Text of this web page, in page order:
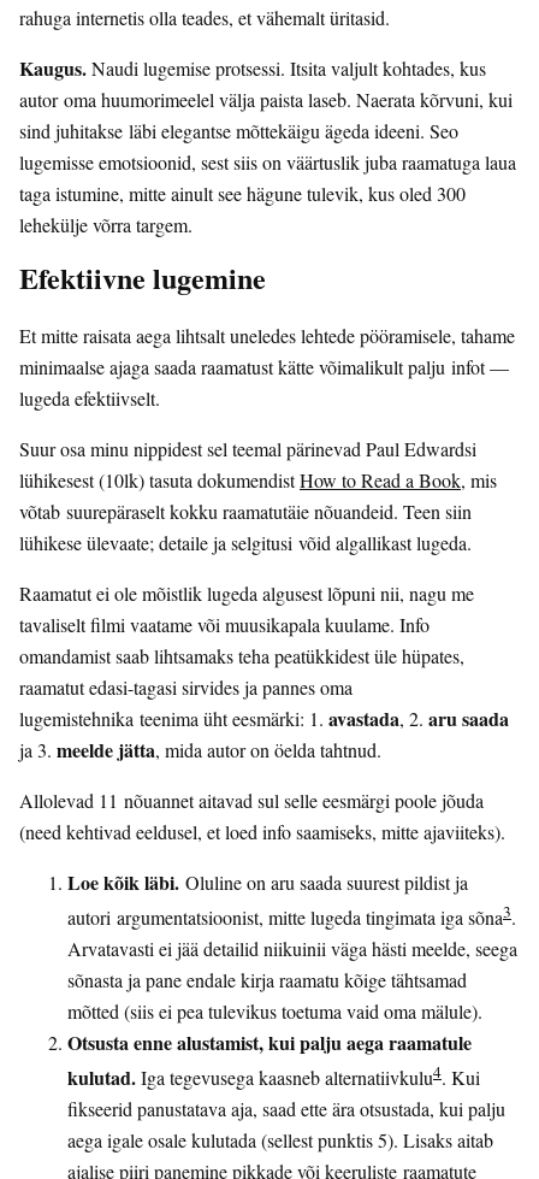
rahuga internetis olla teades, et vähemalt üritasid.
Kaugus.Naudi lugemise protsessi. Itsita valjult kohtades, kus
autor oma huumorimeelel välja paista laseb. Naerata kõrvuni, kui
sind juhitakse läbi elegantse mõttekäigu ägeda ideeni. Seo
lugemisse emotsioonid, sest siis on väärtuslik juba raamatuga laua
taga istumine, mitte ainult see hägune tulevik, kus oled 300
lehekülje võrra targem.
Efektiivne lugemine
Et mitte raisata aega lihtsalt uneledes lehtede pööramisele, tahame
minimaalse ajaga saada raamatust kätte võimalikult palju infot —
lugeda efektiivselt.
Suur osa minu nippidest sel teemal pärinevad Paul Edwardsi
lühikesest (10lk) tasuta dokumendistHow to Read a Book, mis
võtab suurepäraselt kokku raamatutäie nõuandeid. Teen siin
lühikese ülevaate; detaile ja selgitusi võid algallikast lugeda.
Raamatut ei ole mõistlik lugeda algusest lõpuni nii, nagu me
tavaliselt filmi vaatame või muusikapala kuulame. Info
omandamist saab lihtsamaks teha peatükkidest üle hüpates,
raamatut edasi-tagasi sirvides ja pannes oma
lugemistehnika teenima üht eesmärki: 1. avastada, 2. aru saada
ja 3. meelde jätta, mida autor on öelda tahtnud.
Allolevad 11 nõuannet aitavad sul selle eesmärgi poole jõuda
(need kehtivad eeldusel, et loed info saamiseks, mitte ajaviiteks).
Loe kõik läbi. Oluline on aru saada suurest pildist ja
autori argumentatsioonist, mitte lugeda tingimata iga sõna3.
Arvatavasti ei jää detailid niikuinii väga hästi meelde, seega
sõnasta ja pane endale kirja raamatu kõige tähtsamad
mõtted (siis ei pea tulevikus toetuma vaid oma mälule).
Otsusta enne alustamist, kui palju aega raamatule
kulutad.Iga tegevusega kaasneb alternatiivkulu4. Kui
fikseerid panustatava aja, saad ette ära otsustada, kui palju
aega igale osale kulutada (sellest punktis 5). Lisaks aitab
ajalise piiri panemine pikkade või keeruliste raamatute